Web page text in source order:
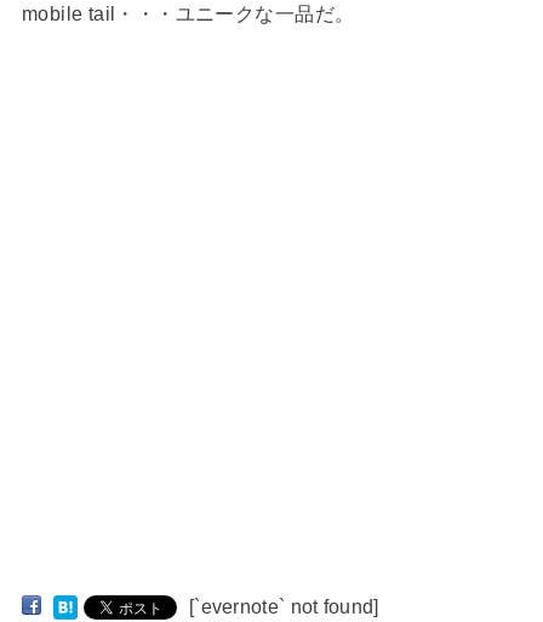
mobile tail・・・ユニークな一品だ。
[`evernote` not found]